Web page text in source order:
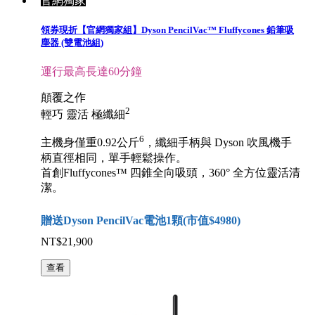
領券現折【官網獨家組】Dyson PencilVac™ Fluffycones 鉛筆吸
塵器 (雙電池組)
運行最高長達60分鐘
顛覆之作
輕巧 靈活 極纖細2
主機身僅重0.92公斤6 ，纖細手柄與 Dyson 吹風機手
柄直徑相同，單手輕鬆操作。
首創Fluffycones™ 四錐全向吸頭，360° 全方位靈活清
潔。
贈送Dyson PencilVac電池1顆(市值$4980)
NT$21,900
查看